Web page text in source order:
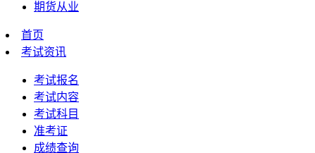
期货从业
首页
考试资讯
考试报名
考试内容
考试科目
准考证
成绩查询